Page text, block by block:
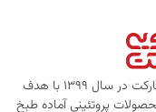
آمویی مارکت در سال 1399 با هدف
پروتئینی آماده طبخ